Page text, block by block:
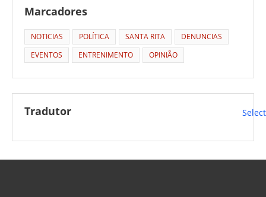
Marcadores
NOTICIAS POLÍTICA SANTA RITA
DENUNCIAS
EVENTOS
ENTRENIMENTO OPINIÃO
Tradutor